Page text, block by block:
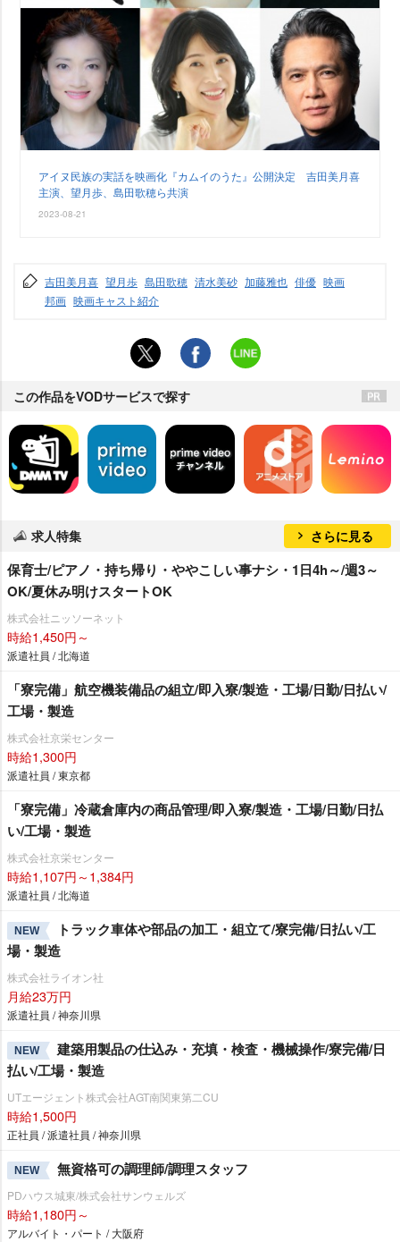
アイヌ民族の実話を映画化『カムイのうた』公開決定 吉田美月喜
主演、望月歩、島田歌穂ら共演
2023-08-21
吉田美月喜 望月歩 島田歌穂 清水美砂 加藤雅也 俳優 映画
邦画 映画キャスト紹介
この作品をVODサービスで探す
求人特集 さらに見る
保育士/ピアノ・持ち帰り・ややこしい事ナシ・1日4h～/週3～
OK/夏休み明けスタートOK
株式会社ニッソーネット
時給1,450円～
派遣社員 / 北海道
「寮完備」航空機装備品の組立/即入寮/製造・工場/日勤/日払い/
工場・製造
株式会社京栄センター
時給1,300円
派遣社員 / 東京都
「寮完備」冷蔵倉庫内の商品管理/即入寮/製造・工場/日勤/日払
い/工場・製造
株式会社京栄センター
時給1,107円～1,384円
派遣社員 / 北海道
NEW
トラック車体や部品の加工・組立て/寮完備/日払い/工
場・製造
株式会社ライオン社
月給23万円
派遣社員 / 神奈川県
NEW
建築用製品の仕込み・充填・検査・機械操作/寮完備/日
払い/工場・製造
UTエージェント株式会社AGT南関東第二CU
時給1,500円
正社員 / 派遣社員 / 神奈川県
NEW 無資格可の調理師/調理スタッフ
PDハウス城東/株式会社サンウェルズ
時給1,180円～
アルバイト・パート / 大阪府